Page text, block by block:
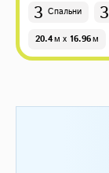
3 Спальни 3
20.4м x 16.96м